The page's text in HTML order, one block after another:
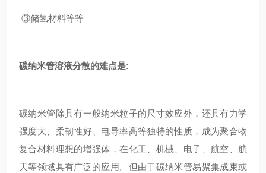
③储氢材料等等
碳纳米管溶液分散的难点是:
碳纳米管除具有一般纳米粒子的尺寸效应外，还具有力学
强度大、柔韧性好、电导率高等独特的性质，成为聚合物
复合材料理想的增强体，在化工、机械、电子、航空、航
天等领域具有广泛的应用。但由于碳纳米管易聚集成束或